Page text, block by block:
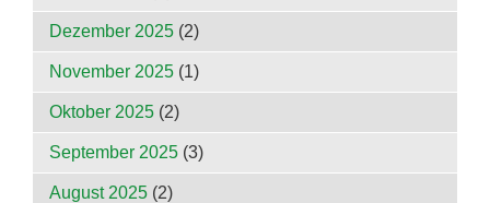
Dezember 2025 (2)
November 2025 (1)
Oktober 2025 (2)
September 2025 (3)
August 2025 (2)